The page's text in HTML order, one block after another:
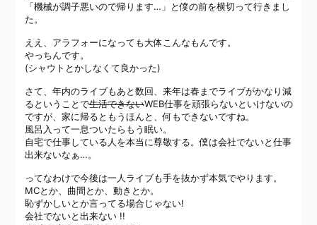
「機械が調子悪いので帰ります…」と僕の前を横切って行きまし
た。
ええ、アラフォーになっても大体こんなもんです。
やっちんです。
(シャウトとかしなくて良かった)
さて、年内のライブもあと数回、来年は春までライブがかなり減
るということで生活できないWEB仕事を頑張らないといけないの
ですが、家に帰るともうほんと、何もできないですね。
風呂入って一息ついたらもう眠い。
自宅で仕事している人を本当に尊敬する。僕は会社でないと仕事
出来ないなぁ…。
ってなわけで今後は一人ライブも手を抜かず本気でやります。
MCとか、曲間とか、動きとか。
恥ずかしいとか言ってる場合じゃない!
会社でないと出来ない !!